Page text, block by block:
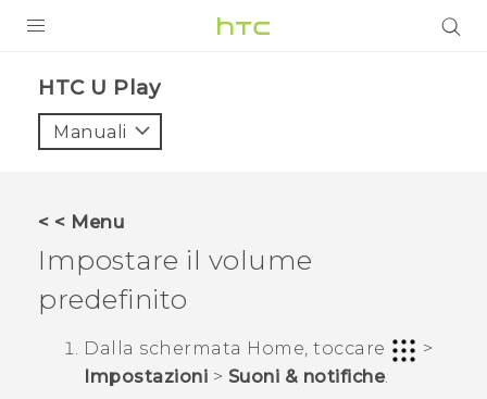
VIVE
VIVERSE
ASSISTENZA
Accessori e dispositivi HTC
Accesso
HTC U Play‎
Manuali
< < Menu
Impostare il volume
predefinito
Dalla schermata Home, toccare
>
Impostazioni > Suoni & notifiche.